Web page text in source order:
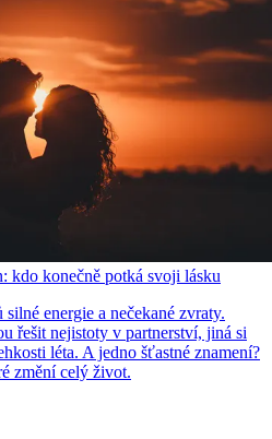
kdo konečně potká svoji lásku
energie a nečekané zvraty.
řešit nejistoty v partnerství, jiná si
léta. A jedno šťastné znamení?
změní celý život.